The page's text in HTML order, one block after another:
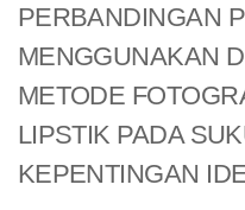
PERBANDINGAN
MENGGUNAKAN
METODE
LIPSTIK PADA
KEPENTINGAN